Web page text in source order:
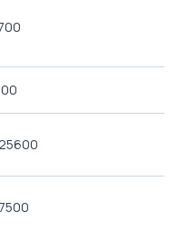
7500